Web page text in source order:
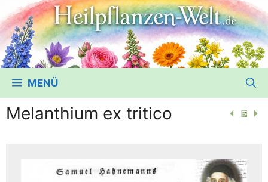
MENÜ
Melanthium ex tritico